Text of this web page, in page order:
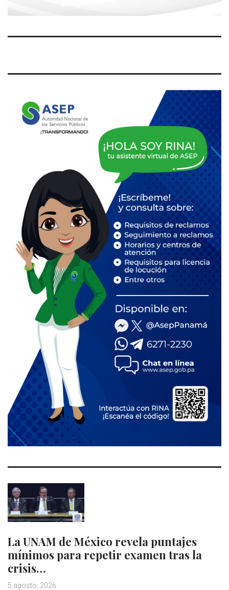
La UNAM de México revela puntajes
mínimos para repetir examen tras la
crisis…
5 agosto, 2026